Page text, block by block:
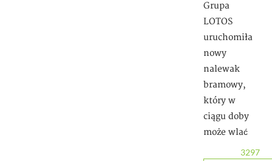
Grupa
LOTOS
uruchomiła
nowy
nalewak
bramowy,
który w
ciągu doby
może wlać
3297